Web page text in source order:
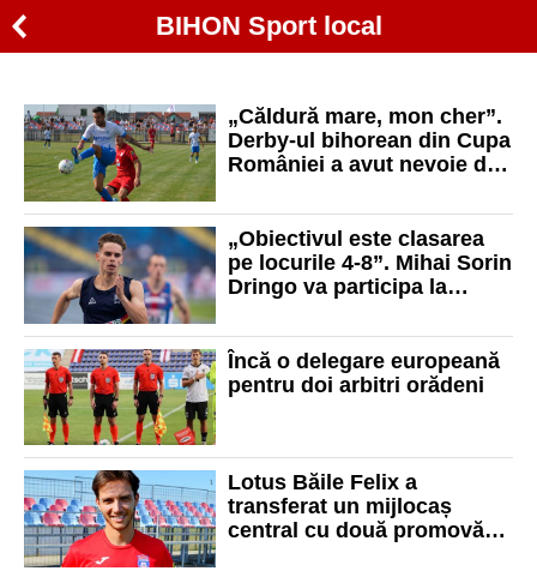
BIHON Sport local
„Căldură mare, mon cher”.
Derby-ul bihorean din Cupa
României a avut nevoie de
„Obiectivul este clasarea
pe locurile 4-8”. Mihai Sorin
Dringo va participa la
atletism
Încă o delegare europeană
pentru doi arbitri orădeni
Lotus Băile Felix a
transferat un mijlocaș
central cu două promovări